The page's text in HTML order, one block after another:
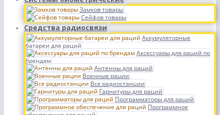
Замков товары
Сейфов товары
Средства радиосвязи
Аккумуляторные
батареи для раций
Аксессуары для раций по
брендам
Антенны для раций
Военные рации
Все радиостанции
Гарнитуры для раций
Программаторы для раций
Программное